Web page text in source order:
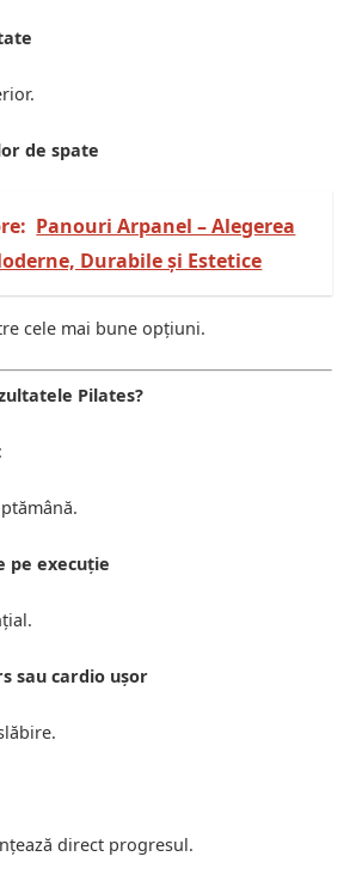
de spate
Panouri Arpanel – Alegerea
Durabile și Estetice
cele mai bune opțiuni.
Pilates?
pe execuție
sau cardio ușor
direct progresul.